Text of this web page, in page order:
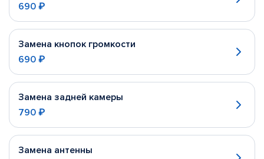
690 ₽
Замена кнопок громкости
690 ₽
Замена задней камеры
790 ₽
Замена антенны